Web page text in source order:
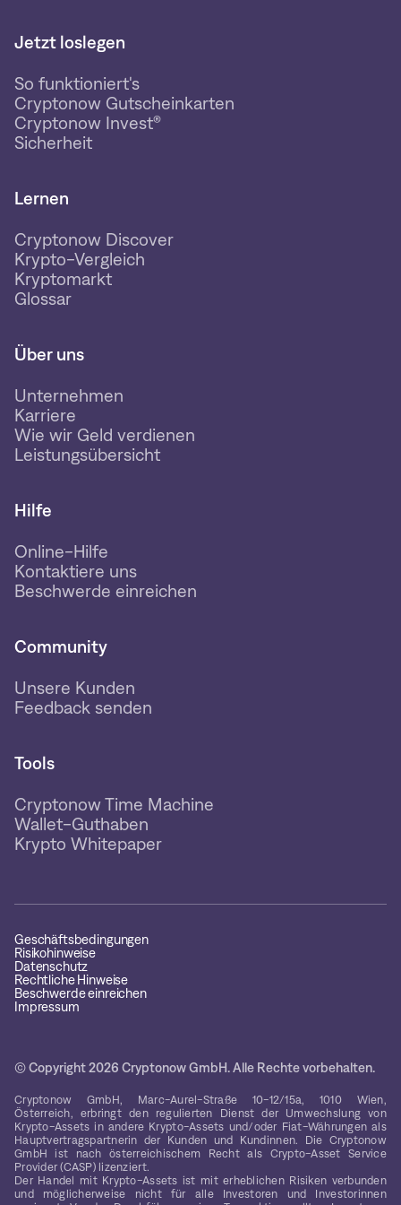
Jetzt loslegen
So funktioniert's
Cryptonow Gutscheinkarten
Cryptonow Invest®
Sicherheit
Lernen
Cryptonow Discover
Krypto-Vergleich
Kryptomarkt
Glossar
Über uns
Unternehmen
Karriere
Wie wir Geld verdienen
Leistungsübersicht
Hilfe
Online-Hilfe
Kontaktiere uns
Beschwerde einreichen
Community
Unsere Kunden
Feedback senden
Tools
Cryptonow Time Machine
Wallet-Guthaben
Krypto Whitepaper
Geschäftsbedingungen
Risikohinweise
Datenschutz
Rechtliche Hinweise
Beschwerde einreichen
Impressum
© Copyright 2026 Cryptonow GmbH. Alle Rechte vorbehalten.
Cryptonow GmbH, Marc-Aurel-Straße 10-12/15a, 1010 Wien,
Österreich, erbringt den regulierten Dienst der Umwechslung von
Krypto-Assets in andere Krypto-Assets und/oder Fiat-Währungen als
Hauptvertragspartnerin der Kunden und Kundinnen. Die Cryptonow
GmbH ist nach österreichischem Recht als Crypto-Asset Service
Provider (CASP) lizenziert.
Der Handel mit Krypto-Assets ist mit erheblichen Risiken verbunden
und möglicherweise nicht für alle Investoren und Investorinnen